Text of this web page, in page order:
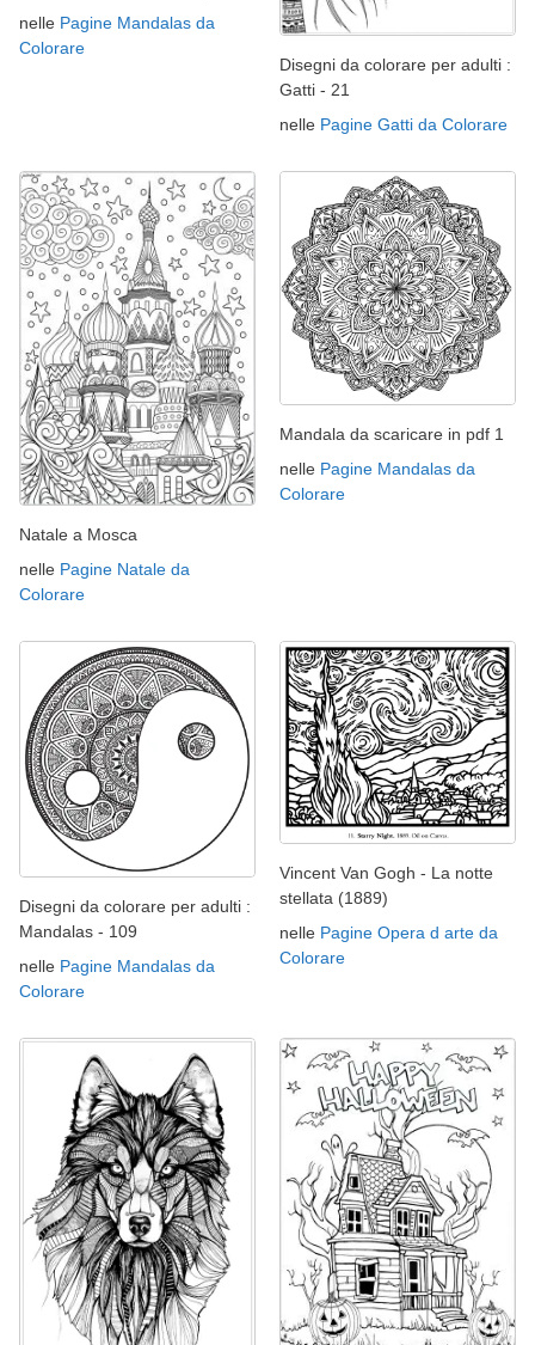
nelle Pagine Mandalas da
Colorare
Disegni da colorare per adulti :
Gatti - 21
nelle Pagine Gatti da Colorare
Natale a Mosca
nelle Pagine Natale da
Colorare
Mandala da scaricare in pdf 1
nelle Pagine Mandalas da
Colorare
Disegni da colorare per adulti :
Mandalas - 109
nelle Pagine Mandalas da
Colorare
Vincent Van Gogh - La notte
stellata (1889)
nelle Pagine Opera d arte da
Colorare